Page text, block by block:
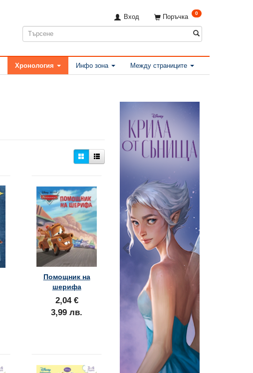
Поръчка 0
Вход
Хронология Инфо зона Между страниците
Помощник на
шерифа
2,04 €
3,99 лв.